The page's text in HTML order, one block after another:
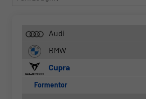
Audi
BMW
Cupra
Formentor